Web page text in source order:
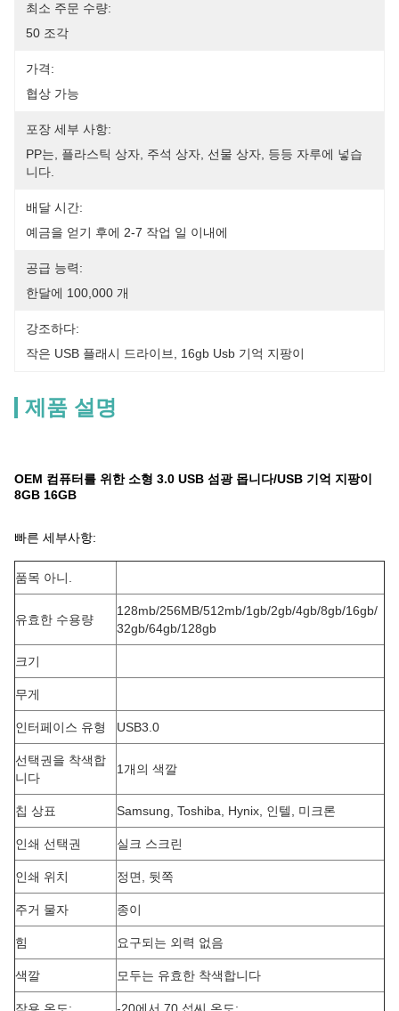
최소 주문 수량:
50 조각
가격:
협상 가능
포장 세부 사항:
PP는, 플라스틱 상자, 주석 상자, 선물 상자, 등등 자루에 넣습
니다.
배달 시간:
예금을 얻기 후에 2-7 작업 일 이내에
공급 능력:
한달에 100,000 개
강조하다:
작은 USB 플래시 드라이브
16gb Usb 기억 지팡이
제품 설명
OEM 컴퓨터를 위한 소형 3.0 USB 섬광 몹니다/USB 기억 지팡이
8GB 16GB
빠른 세부사항:
품목 아니.
유효한 수용량
128mb/256MB/512mb/1gb/2gb/4gb/8gb/16gb/
32gb/64gb/128gb
크기
무게
인터페이스 유형 USB3.0
선택권을 착색합
니다
1개의 색깔
칩 상표 Samsung, Toshiba, Hynix, 인텔, 미크론
인쇄 선택권 실크 스크린
인쇄 위치 정면, 뒷쪽
주거 물자 종이
힘 요구되는 외력 없음
색깔 모두는 유효한 착색합니다